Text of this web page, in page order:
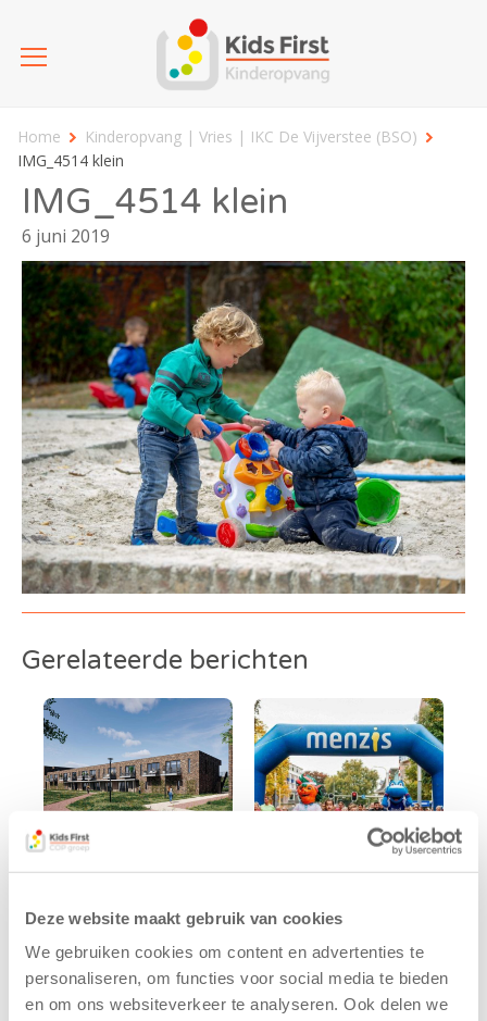
Deze website maakt gebruik van cookies
We gebruiken cookies om content en advertenties te
personaliseren, om functies voor social media te bieden
en om ons websiteverkeer te analyseren. Ook delen we
Home
Kinderopvang | Vries | IKC De Vijverstee (BSO)
IMG_4514 klein
IMG_4514 klein
6 juni 2019
Gerelateerde berichten
Kids First
tekent
koopcontract
voor nieuw
kindcentrum in
Kids First
nieuwe
naamsponsor
van de Mini 4
Mijl tijdens de